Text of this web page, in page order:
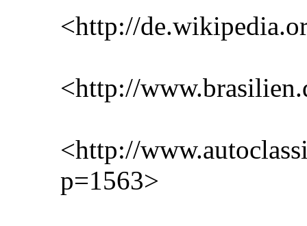
<http://
<http://
<http://
p=1563>